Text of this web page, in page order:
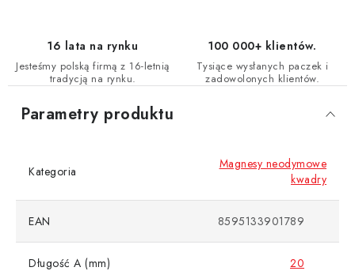
16 lata na rynku
Jesteśmy polską firmą z 16-letnią
tradycją na rynku.
100 000+ klientów.
Tysiące wysłanych paczek i
zadowolonych klientów.
Parametry produktu
Kategoria
Magnesy neodymowe
kwadry
EAN 8595133901789
Długość A (mm) 20